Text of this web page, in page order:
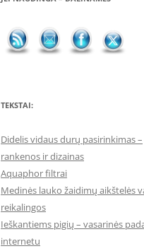
TEKSTAI:
Didelis vidaus durų pasirinkimas –
rankenos ir dizainas
Aquaphor filtrai
Medinės lauko žaidimų aikštelės
reikalingos
Ieškantiems pigių – vasarinės
internetu